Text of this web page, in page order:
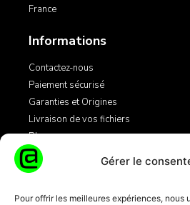
Gérer le
Pour offrir les meilleures expériences, nous
France
Informations
Contactez-nous
Paiement sécurisé
Garanties et Origines
Livraison de vos fichiers
Blog